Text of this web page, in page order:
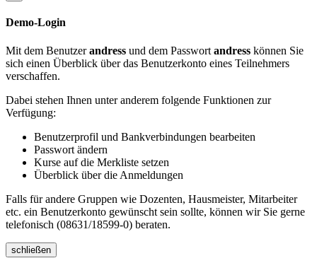
Demo-Login
Mit dem Benutzerandress und dem Passwort andress können Sie
sich einen Überblick über das Benutzerkonto eines Teilnehmers
verschaffen.
Dabei stehen Ihnen unter anderem folgende Funktionen zur
Verfügung:
Benutzerprofil und Bankverbindungen bearbeiten
Passwort ändern
Kurse auf die Merkliste setzen
Überblick über die Anmeldungen
Falls für andere Gruppen wie Dozenten, Hausmeister, Mitarbeiter
etc. ein Benutzerkonto gewünscht sein sollte, können wir Sie gerne
telefonisch (08631/18599-0) beraten.
schließen